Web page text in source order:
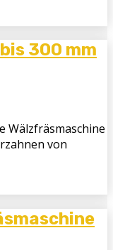
300 mm
Wälzfräsmaschine
von